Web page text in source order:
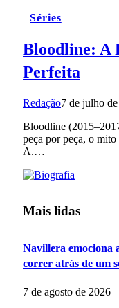
Séries
Bloodline: A
Perfeita
Redação7 de julho
Bloodline
peça por peça, o
A.…
Mais lidas
Navillera emociona
correr atrás de um
7 de agosto de 2026